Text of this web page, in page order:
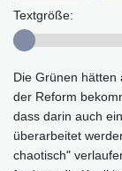
Textgröße:
Die Grünen hätten
der Reform
dass darin auch
überarbeitet
chaotisch"